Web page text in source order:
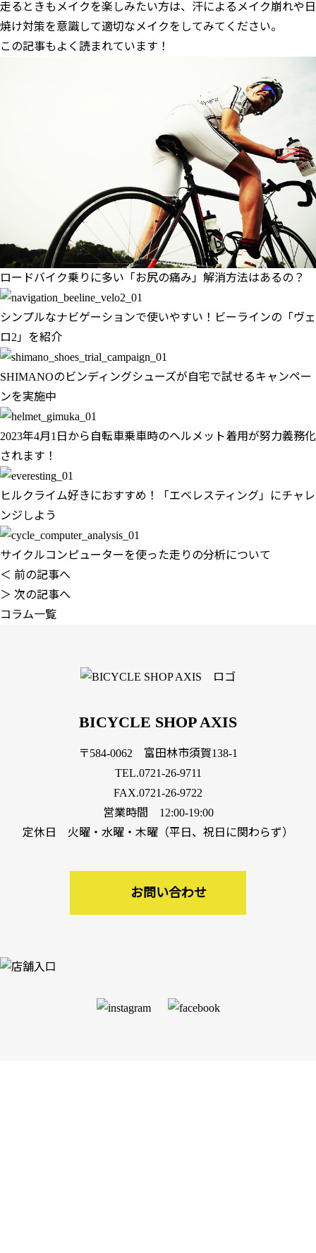
走るときもメイクを楽しみたい方は、汗によるメイク崩れや日
焼け対策を意識して適切なメイクをしてみてください。
この記事もよく読まれています！
ロードバイク乗りに多い「お尻の痛み」解消方法はあるの？
シンプルなナビゲーションで使いやすい！ビーラインの「ヴェ
ロ2」を紹介
SHIMANOのビンディングシューズが自宅で試せるキャンペー
ンを実施中
2023年4月1日から自転車乗車時のヘルメット着用が努力義務化
されます！
ヒルクライム好きにおすすめ！「エベレスティング」にチャレ
ンジしよう
サイクルコンピューターを使った走りの分析について
＜ 前の記事へ
＞ 次の記事へ
コラム一覧
BICYCLE SHOP AXIS
〒584-0062 富田林市須賀138-1
TEL.0721-26-9711
FAX.0721-26-9722
営業時間 12:00-19:00
定休日 火曜・水曜・木曜（平日、祝日に関わらず）
お問い合わせ